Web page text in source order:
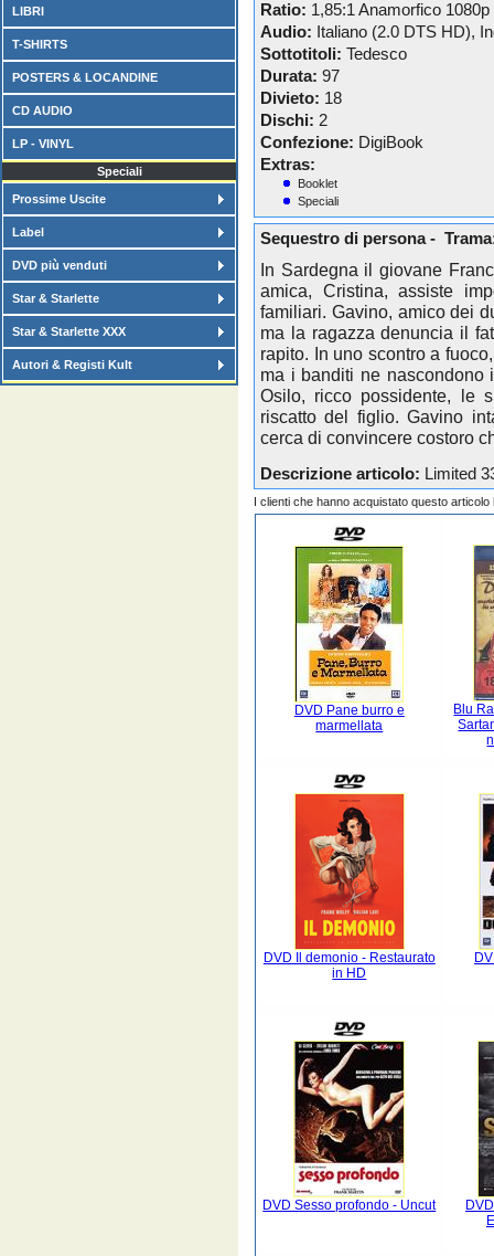
LIBRI
T-SHIRTS
POSTERS & LOCANDINE
CD AUDIO
LP - VINYL
Speciali
Prossime Uscite
Label
DVD più venduti
Star & Starlette
Star & Starlette XXX
Autori & Registi Kult
Ratio: 1,85:1 Anamorfico 1080p
Audio: Italiano (2.0 DTS HD),
Sottotitoli: Tedesco
Durata: 97
Divieto: 18
Dischi: 2
Confezione: DigiBook
Extras:
Booklet
Speciali
Sequestro di persona -
In Sardegna il giovane
amica, Cristina, assiste
familiari. Gavino, amico dei
ma la ragazza denuncia il
rapito. In uno scontro a
ma i banditi ne nascondono
Osilo, ricco possidente, le
riscatto del figlio. Gavino
cerca di convincere costoro
Descrizione articolo: Limited
I clienti che hanno acquistato questo
DVD Pane burro e
marmellata
Blu
DVD Il demonio - Restaurato
in HD
DVD Sesso profondo - Uncut